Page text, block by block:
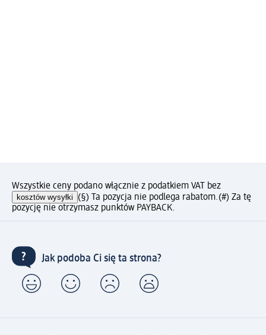
Wszystkie ceny podano włącznie z podatkiem VAT bez
kosztów wysyłki (§) Ta pozycja nie podlega rabatom.(#) Za tę
pozycję nie otrzymasz punktów PAYBACK.
Jak podoba Ci się ta strona?